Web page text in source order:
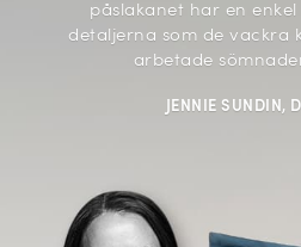
påslakanet har en
detaljerna som de vackra
arbetade
JENNIE SUNDIN,